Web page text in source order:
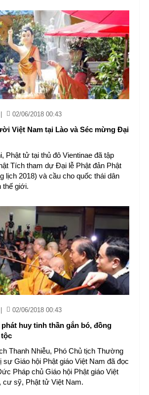
02/06/2018 00:43
Việt Nam tại Lào và Séc mừng Đại
Phật tử tại thủ đô Vientinae đã tập
Tích tham dự Đại lễ Phật đản Phật
lịch 2018) và cầu cho quốc thái dân
thế giới.
02/06/2018 00:43
huy tinh thần gắn bó, đồng
tộc
Thanh Nhiễu, Phó Chủ tịch Thường
sự Giáo hội Phật giáo Việt Nam đã đọc
Pháp chủ Giáo hội Phật giáo Việt
cư sỹ, Phật tử Việt Nam.